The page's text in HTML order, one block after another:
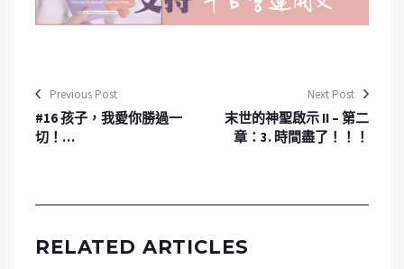
Previous Post
#16 孩子，我愛你勝過一
切！…
Next Post
末世的神聖啟示 II – 第二
章：3. 時間盡了！！！
RELATED ARTICLES